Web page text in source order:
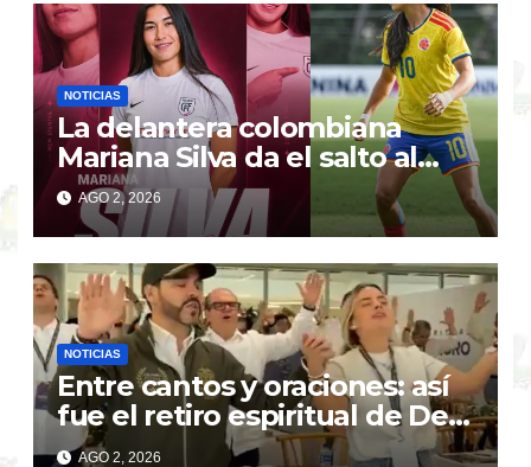
NOTICIAS
La delantera colombiana
Mariana Silva da el salto al
Madrid CFF en España
AGO 2, 2026
NOTICIAS
Entre cantos y oraciones: así
fue el retiro espiritual de De
la Espriella y su gabinete
AGO 2, 2026